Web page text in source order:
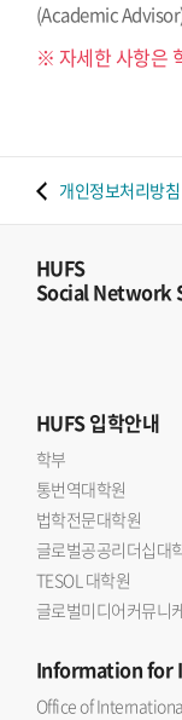
(Academic
※ 자세한 사항은
개인정보처리방침
HUFS
Social Network
HUFS입학안내
학부
통번역대학원
법학전문대학원
글로벌공공리더십대
TESOL 대학원
글로벌미디어커뮤니
Informationfor
Office of